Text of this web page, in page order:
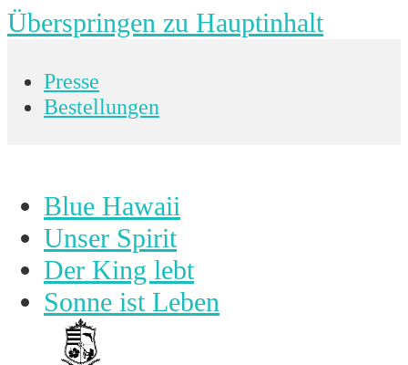
Überspringen zu Hauptinhalt
Presse
Bestellungen
Blue Hawaii
Unser Spirit
Der King lebt
Sonne ist Leben